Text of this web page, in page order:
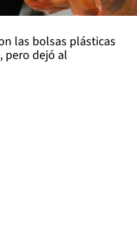
las bolsas plásticas
pero dejó al